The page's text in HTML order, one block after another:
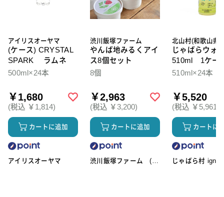
アイリスオーヤマ
(ケース) CRYSTAL
SPARK ラムネ
500ml×24本
￥1,680
(税込 ￥1,814)
カートに追加
アイリスオーヤマ
渋川飯塚ファーム
やんば地みるくアイ
ス8個セット
8個
￥2,963
(税込 ￥3,200)
カートに追加
渋川飯塚ファーム (ア
北山村(和歌山県)
じゃばらウォ
510ml 1ケー
本入
510ml×24本
￥5,520
(税込 ￥5,961)
カートに
じゃばら村